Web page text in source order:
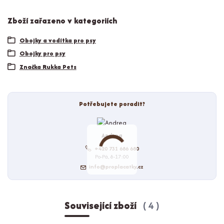
Zboží zařazeno v kategoriích
Obojky a vodítka pro psy
Obojky pro psy
Značka Rukka Pets
Potřebujete poradit?
Andrea
+420 731 686 680
Po-Pá, 8-17:00
info@proplacatky.cz
Související zboží 4